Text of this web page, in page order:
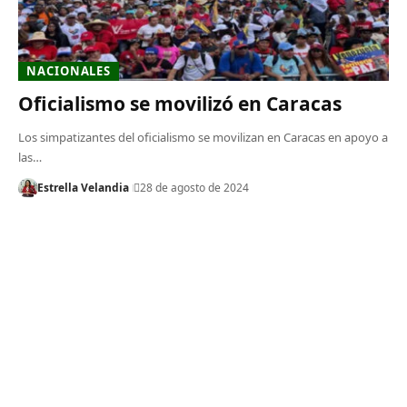
NACIONALES
Oficialismo se movilizó en Caracas
Los simpatizantes del oficialismo se movilizan en Caracas en apoyo a
las…
Estrella Velandia 28 de agosto de 2024